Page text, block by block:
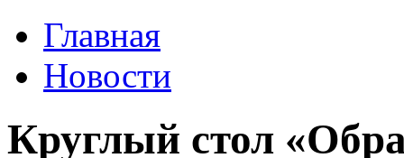
Главная
Новости
Круглый стол